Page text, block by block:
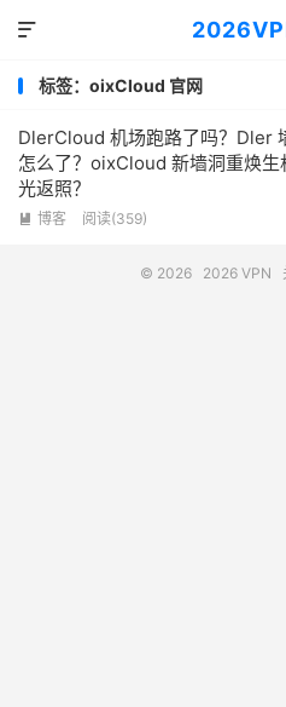

标签：oixCloud 官网
DlerCloud 机场跑路了吗？Dler
怎么了？oixCloud 新墙洞重焕生
光返照？
 博客 阅读(359)
© 2026 2026 VPN